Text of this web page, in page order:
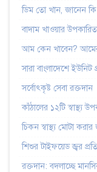
ডিম তো খান, জানেন
বাদাম খাওয়ার
আম কেন খাবেন? আমের
সারা বাংলাদেশে ইউনিট
সর্বোৎকৃষ্ট সেবা রক্তদান
কাঁঠালের ১২টি স্বাস্থ্য
চিকন স্বাস্থ্য মোটা
শিশুর টাইফয়েড জ্বর
রক্তদান: বদলাচ্ছে